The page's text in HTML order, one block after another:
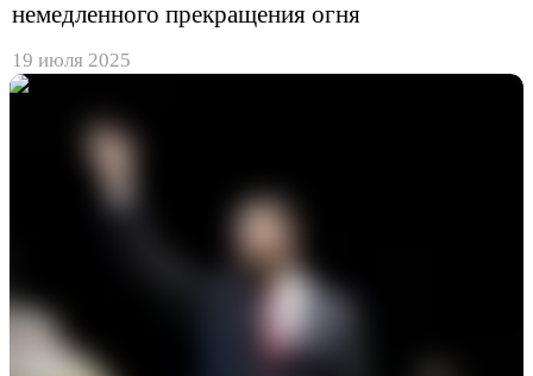
немедленного прекращения огня
19 июля 2025